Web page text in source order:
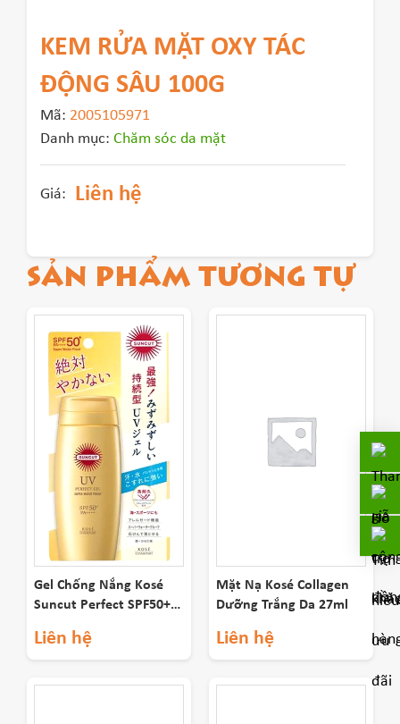
KEM RỬA MẶT OXY TÁC
ĐỘNG SÂU 100G
Mã: 2005105971
Danh mục: Chăm sóc da mặt
Giá: Liên hệ
SẢN PHẨM TƯƠNG TỰ
Gel Chống Nắng Kosé
Suncut Perfect SPF50+
Liên hệ
Mặt Nạ Kosé Collagen
Dưỡng Trắng Da 27ml
Liên hệ